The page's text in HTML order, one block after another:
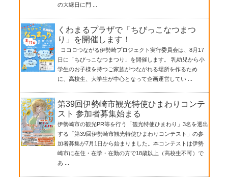
の大縁日に門 ...
くわまるプラザで「ちびっこなつまつ
り」を開催します！
ココロつながる伊勢崎プロジェクト実行委員会は、8月17
日に「ちびっこなつまつり」を開催します。 乳幼児から小
学生のお子様を持つご家族がつながれる場所を作るため
に、高校生、大学生が中心となって企画運営してい ...
第39回伊勢崎市観光特使ひまわりコンテ
スト 参加者募集始まる
伊勢崎市の観光PR等を行う「観光特使ひまわり」3名を選出
する「第39回伊勢崎市観光特使ひまわりコンテスト」の参
加者募集が7月1日から始まりました。本コンテストは伊勢
崎市に在住・在学・在勤の方で18歳以上（高校生不可）で
あ ...